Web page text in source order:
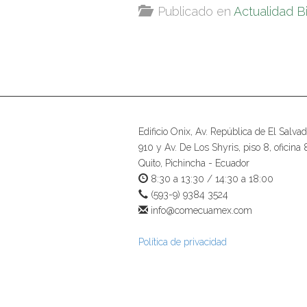
Publicado en Actualidad
Edificio Onix, Av. República de El
910 y Av. De Los Shyris, piso 8, oficina
Quito, Pichincha - Ecuador
8:30 a 13:30 / 14:30 a 18:00
(593-9) 9384 3524
info@comecuamex.com
Política de privacidad